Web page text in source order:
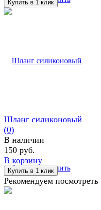
избранное сравнить
Шланг силиконовый
(0)
В наличии
150 руб.
В корзину
Рекомендуем посмотреть